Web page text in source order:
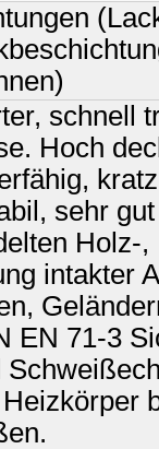
schnell
Hoch
sehr
Holz-
intakter
EN 71-3